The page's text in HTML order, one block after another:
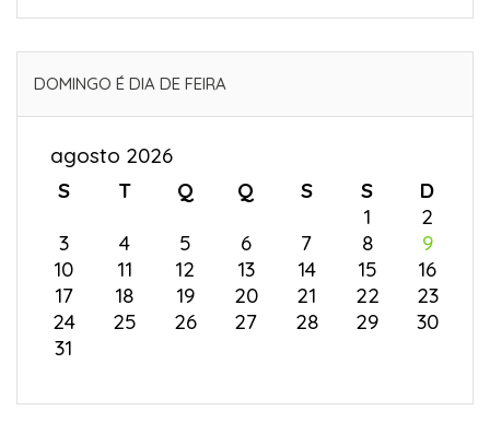
DOMINGO É DIA DE FEIRA
agosto 2026
S
T Q Q S S
D
1
2
3
4 5 6 7 8
9
10
11 12 13 14 15
16
17
18 19 20 21 22
23
24
25 26 27 28 29
30
31